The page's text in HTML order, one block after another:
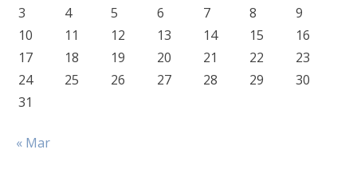
3
4 5 6 7 8
9
10
11 12 13 14 15
16
17
18 19 20 21 22
23
24
25 26 27 28 29
30
31
« Mar